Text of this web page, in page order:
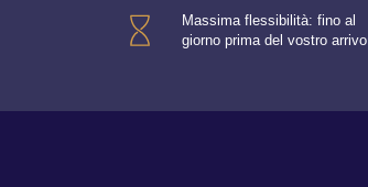
Massima flessibilità: fino al
giorno prima del vostro arrivo